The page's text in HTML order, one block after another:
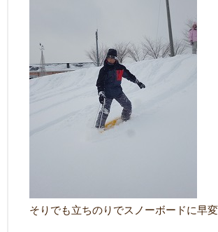
そりでも立ちのりでスノーボードに早変